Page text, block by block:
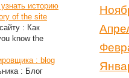
узнать историю
of the site
: Как
know the
: blog
: Блог